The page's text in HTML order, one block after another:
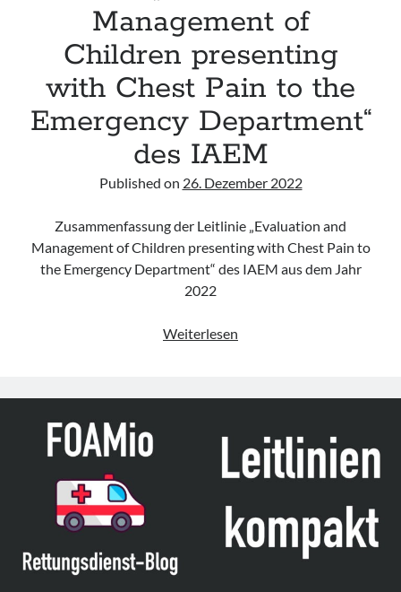
Leitlinie „Bauchschmerz bei Kindern und Jugendlichen – Bildgebende
Diagnostik“ der GPR
Leitlinie „Erbrechen im Kindes- und Jugendalter – Bildgebende
Diagnostik“ der GPR
Leitlinie „Kopfschmerzen bei Kindern und Jugendlichen – Bildgebende
Management of
Children presenting
with Chest Pain to the
Emergency Department“
des IAEM
Published on 26. Dezember 2022
Zusammenfassung der Leitlinie „Evaluation and
Management of Children presenting with Chest Pain to
the Emergency Department“ des IAEM aus dem Jahr
2022
Weiterlesen
Management
Children
presenting
with
Pain
to